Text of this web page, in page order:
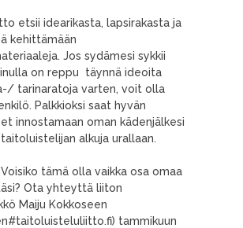
etsii idearikasta, lapsirakasta ja
kehittämään
Jos sydämesi sykkii
on reppu täynnä ideoita
tarinaratoja varten, voit olla
Palkkioksi saat hyvän
innostamaan oman kädenjälkesi
alkuja urallaan.
tämä olla vaikka osa omaa
Ota yhteyttä liiton
Maiju Kokkoseen
tammikuun